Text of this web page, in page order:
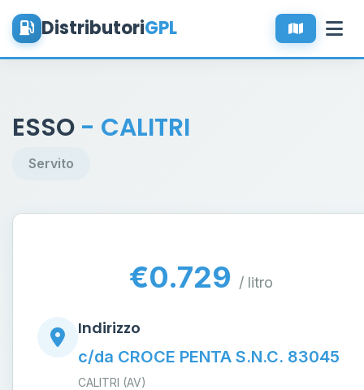
DistributoriGPL
ESSO - CALITRI
Servito
€0.729 / litro
Indirizzo
c/da CROCE PENTA S.N.C. 83045
CALITRI (AV)